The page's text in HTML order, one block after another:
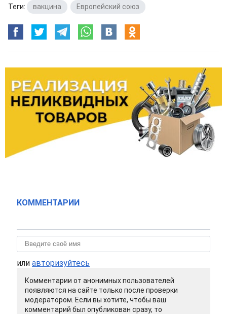
Теги: вакцина Европейский союз
КОММЕНТАРИИ
или авторизуйтесь
Комментарии от анонимных пользователей
появляются на сайте только после проверки
модератором. Если вы хотите, чтобы ваш
комментарий был опубликован сразу, то